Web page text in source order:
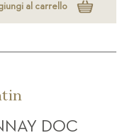
al carrello
DOC